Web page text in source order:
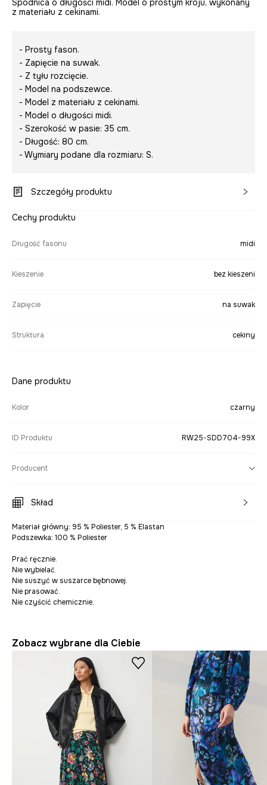
Spódnica o długości midi. Model o prostym kroju, wykonany
z materiału z cekinami.
- Prosty fason.
- Zapięcie na suwak.
- Z tyłu rozcięcie.
- Model na podszewce.
- Model z materiału z cekinami.
- Model o długości midi.
- Szerokość w pasie: 35 cm.
- Długość: 80 cm.
- Wymiary podane dla rozmiaru: S.
Szczegóły produktu
Cechy produktu
Długość fasonu midi
Kieszenie bez kieszeni
Zapięcie na suwak
Struktura cekiny
Dane produktu
Kolor czarny
ID Produktu RW25-SDD704-99X
Producent
Skład
Materiał główny: 95 % Poliester, 5 % Elastan
Podszewka: 100 % Poliester
Prać ręcznie.
Nie wybielać.
Nie suszyć w suszarce bębnowej.
Nie prasować.
Nie czyścić chemicznie.
Zobacz wybrane dla Ciebie